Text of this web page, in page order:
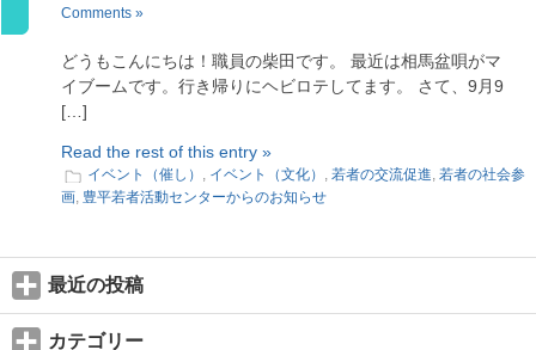
Comments »
どうもこんにちは！職員の柴田です。 最近は相馬盆唄がマ
イブームです。行き帰りにヘビロテしてます。 さて、9月9
[…]
Read the rest of this entry »
イベント（催し） , イベント（文化） , 若者の交流促進, 若者の社会参
画, 豊平若者活動センターからのお知らせ
最近の投稿
カテゴリー